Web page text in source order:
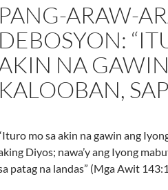
PANG-ARAW-
DEBOSYON:
NA
KALOOBAN,
mo sa akin na gawin ang
Diyos; nawa’y ang Iyong
patag na landas” (Mga Awit